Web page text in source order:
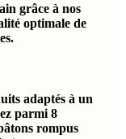
grâce à nos
optimale de
adaptés à un
parmi 8
rompus